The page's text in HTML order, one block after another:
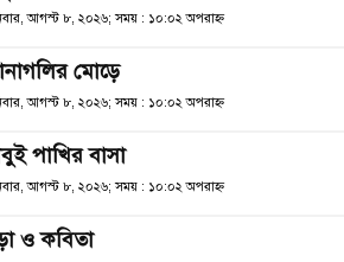
আগস্ট ৮, ২০২৬; সময় : ১০:০২ অপরাহ্ণ
মোড়ে
আগস্ট ৮, ২০২৬; সময় : ১০:০২ অপরাহ্ণ
পাখির বাসা
আগস্ট ৮, ২০২৬; সময় : ১০:০২ অপরাহ্ণ
ও কবিতা